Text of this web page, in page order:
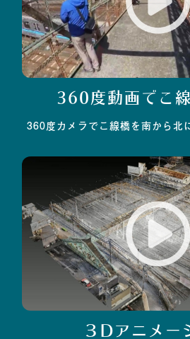
360度動画でこ
360度カメラでこ線橋を南から北
３Dアニメー